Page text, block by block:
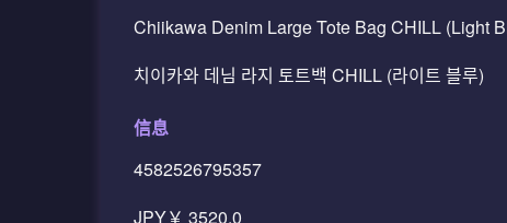
Chiikawa Denim Large Tote Bag CHILL (Light
치이카와 데님 라지 토트백 CHILL (라이트 블루)
信息
4582526795357
JPY￥ 3520.0